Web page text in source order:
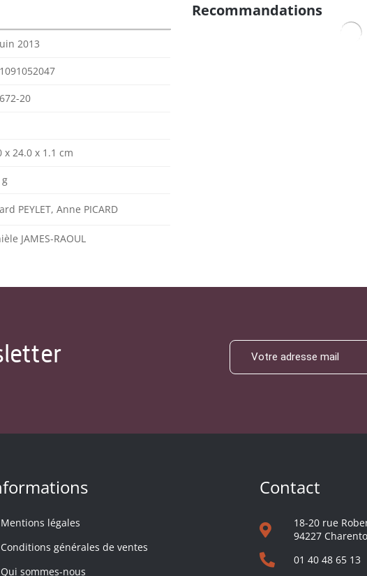
2013
20
x 24.0 x 1.1 cm
g
PEYLET, Anne PICARD
JAMES-RAOUL
Recommandations
Mentions légales
Conditions générales de ventes
Qui sommes-nous
Contact
18-20 rue
94227
01 40 48 65 13